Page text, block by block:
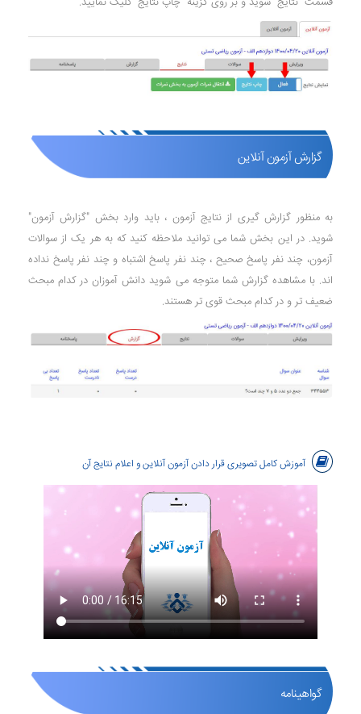
گزارش آزمون آنلاین
به منظور گزارش گیری از نتایج آزمون ، باید وارد بخش "گزارش آزمون"
شوید. در این بخش شما می توانید ملاحظه کنید که به هر یک از سوالات
آزمون، چند نفر پاسخ صحیح ، چند نفر پاسخ اشتباه و چند نفر پاسخ نداده
اند. با مشاهده گزارش شما متوجه می شوید دانش آموزان در کدام مبحث
ضعیف تر و در کدام مبحث قوی تر هستند.
آموزش کامل تصویری قرار دادن آزمون آنلاین و اعلام نتایج آن
گواهینامه